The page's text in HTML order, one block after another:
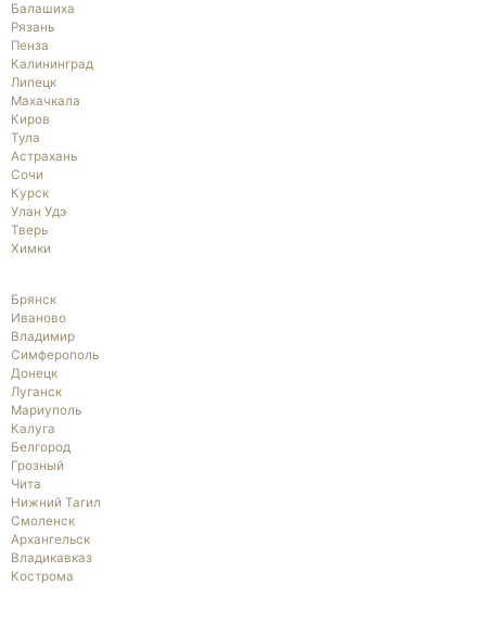
Балашиха
Рязань
Пенза
Калининград
Липецк
Махачкала
Киров
Тула
Астрахань
Сочи
Курск
Улан Удэ
Тверь
Химки
Брянск
Иваново
Владимир
Симферополь
Донецк
Луганск
Мариуполь
Калуга
Белгород
Грозный
Чита
Нижний Тагил
Смоленск
Архангельск
Владикавказ
Кострома